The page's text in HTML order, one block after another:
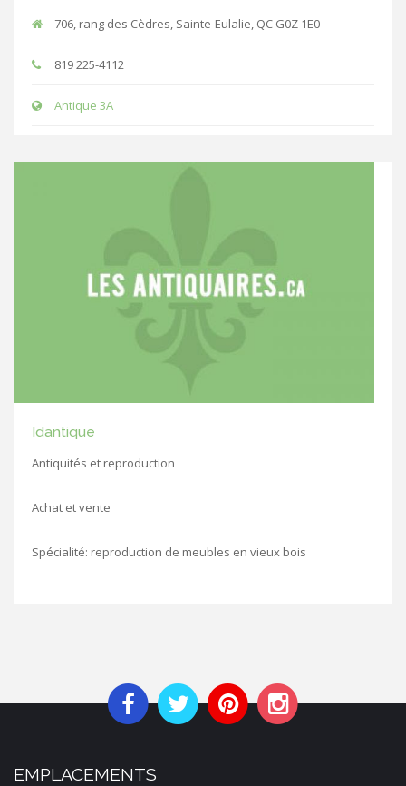
706, rang des Cèdres, Sainte-Eulalie, QC G0Z 1E0
819 225-4112
Antique 3A
Idantique
Antiquités et reproduction
Achat et vente
Spécialité: reproduction de meubles en vieux bois
EMPLACEMENTS